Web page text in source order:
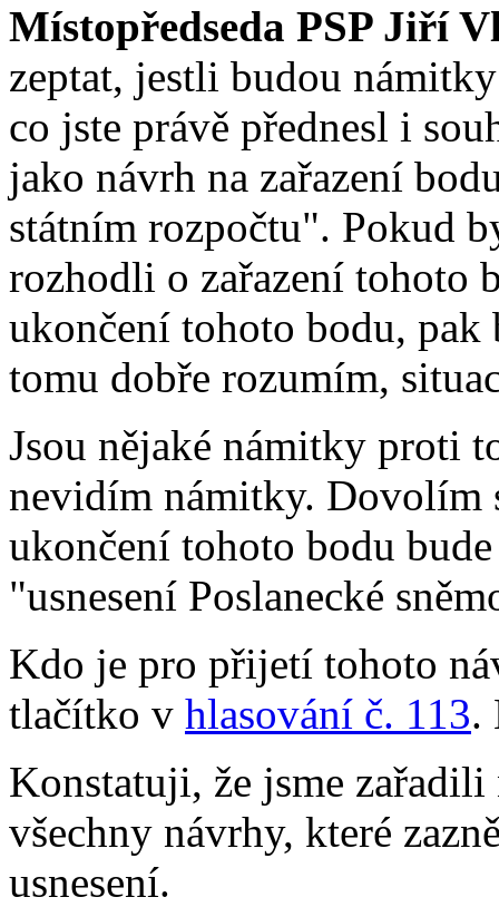
Místopředseda PSP Jiří
zeptat, jestli budou
co jste právě přednesl i
jako návrh na zařazení
státním rozpočtu". Pokud
rozhodli o zařazení tohoto
ukončení tohoto bodu,
tomu dobře rozumím,
Jsou nějaké námitky proti
nevidím námitky. Dovolím
ukončení tohoto bodu
"usnesení Poslanecké
Kdo je pro přijetí tohoto
tlačítko v hlasování č. 113.
Konstatuji, že jsme
všechny návrhy, které
usnesení.